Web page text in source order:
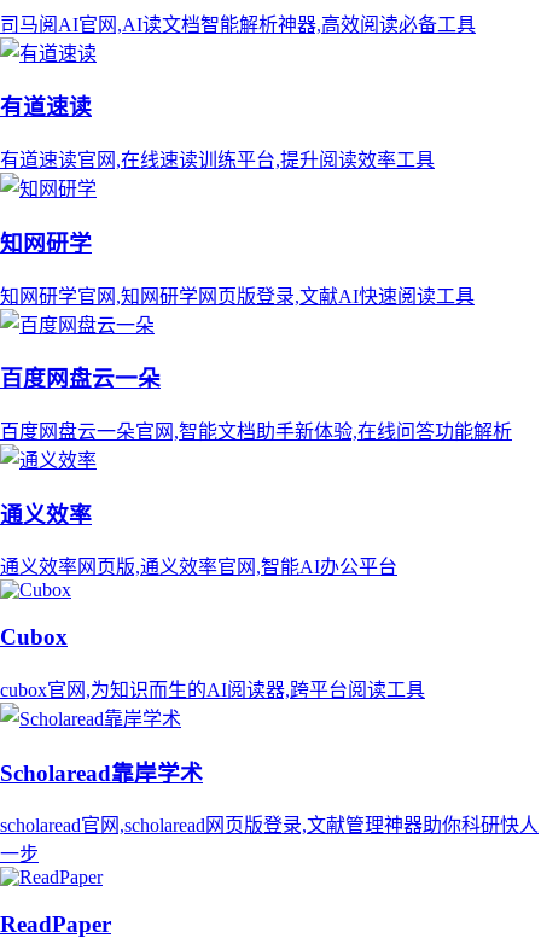
司马阅AI官网,AI读文档智能解析神器,高效阅读必备工具
有道速读
有道速读官网,在线速读训练平台,提升阅读效率工具
知网研学
知网研学官网,知网研学网页版登录,文献AI快速阅读工具
百度网盘云一朵
百度网盘云一朵官网,智能文档助手新体验,在线问答功能解析
通义效率
通义效率网页版,通义效率官网,智能AI办公平台
Cubox
cubox官网,为知识而生的AI阅读器,跨平台阅读工具
Scholaread靠岸学术
scholaread官网,scholaread网页版登录,文献管理神器助你科研快人
一步
ReadPaper